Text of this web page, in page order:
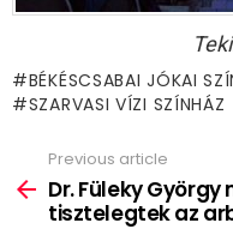
BÉKÉSCSABAI JÓKAI
SZARVASI VÍZI SZÍNHÁZ
more
Previous article
Dr. Füleky
tisztelegtek az